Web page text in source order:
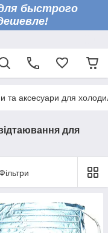
быстрого
та аксесуари для
для